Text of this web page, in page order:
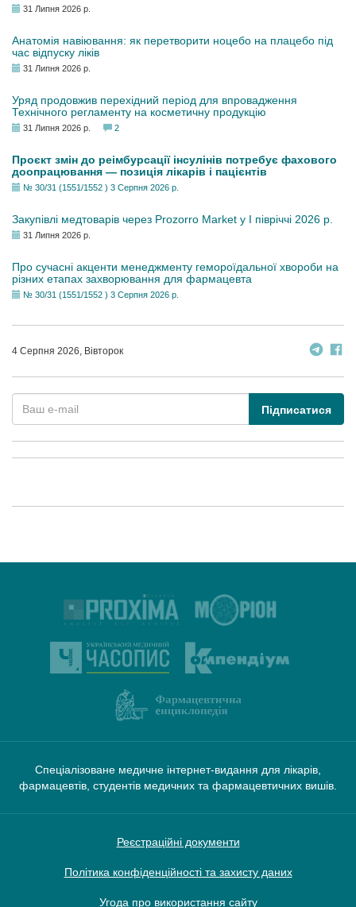
31 Липня 2026 р.
Анатомія навіювання: як перетворити ноцебо на плацебо під
час відпуску ліків
31 Липня 2026 р.
Уряд продовжив перехідний період для впровадження
Технічного регламенту на косметичну продукцію
31 Липня 2026 р. 2
Проєкт змін до реімбурсації інсулінів потребує фахового
доопрацювання — позиція лікарів і пацієнтів
№ 30/31 (1551/1552 ) 3 Серпня 2026 р.
Закупівлі медтоварів через Prozorro Market у I півріччі 2026 р.
31 Липня 2026 р.
Про сучасні акценти менеджменту гемороїдальної хвороби на
різних етапах захворювання для фармацевта
№ 30/31 (1551/1552 ) 3 Серпня 2026 р.
4 Серпня 2026, Вівторок
Підписатися
Спеціалізоване медичне інтернет-видання для лікарів,
фармацевтів, студентів медичних та фармацевтичних вишів.
Реєстраційні документи
Політика конфіденційності та захисту даних
Угода про використання сайту